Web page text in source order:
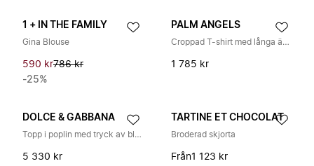
1 + IN THE FAMILY
Gina Blouse
590 kr786 kr
-25%
PALM ANGELS
Croppad T-shirt med långa ärmar i jersey
1 785 kr
DOLCE & GABBANA
Topp i poplin med tryck av blomsterbukett
5 330 kr
TARTINE ET CHOCOLAT
Broderad skjorta
Från1 123 kr